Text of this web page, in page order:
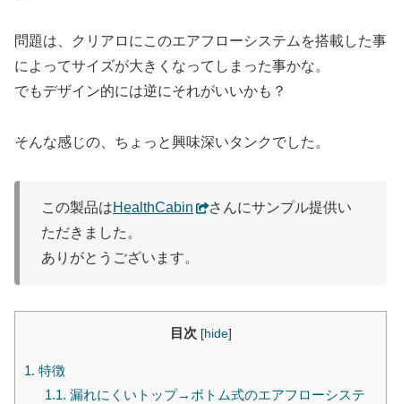
問題は、クリアロにこのエアフローシステムを搭載した事
によってサイズが大きくなってしまった事かな。
でもデザイン的には逆にそれがいいかも？
そんな感じの、ちょっと興味深いタンクでした。
この製品はHealthCabin
さんにサンプル提供い
ただきました。
ありがとうございます。
目次 [hide]
1. 特徴
1.1. 漏れにくいトップ→ボトム式のエアフローシステ